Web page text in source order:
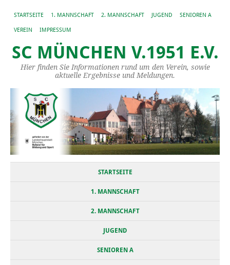
STARTSEITE 1. MANNSCHAFT 2. MANNSCHAFT JUGEND SENIOREN A
VEREIN IMPRESSUM
SC MÜNCHEN V.1951 E.V.
Hier finden Sie Informationen rund um den Verein, sowie
aktuelle Ergebnisse und Meldungen.
STARTSEITE
1. MANNSCHAFT
2. MANNSCHAFT
JUGEND
SENIOREN A